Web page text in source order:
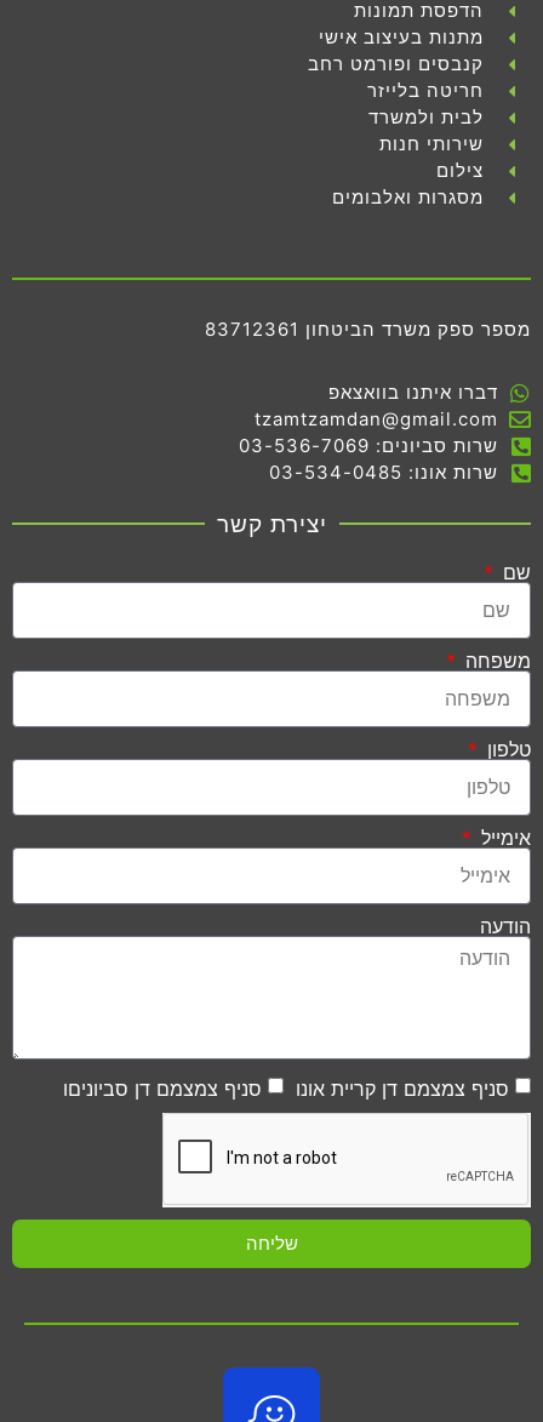
הדפסת תמונות
מתנות בעיצוב אישי
קנבסים ופורמט רחב
חריטה בלייזר
לבית ולמשרד
שירותי חנות
צילום
מסגרות ואלבומים
מספר ספק משרד הביטחון 83712361
דברו איתנו בוואצאפ
tzamtzamdan@gmail.com
שרות סביונים: 03-536-7069
שרות אונו: 03-534-0485
יצירת קשר
שם
משפחה
טלפון
אימייל
הודעה
סניף צמצמם דן קריית אונו סניף צמצמם דן סביוניםו
שליחה